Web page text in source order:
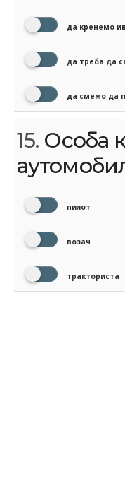
да кренемо
да треба да
да смемо да
15. Особа
пилот
возач
тракториста